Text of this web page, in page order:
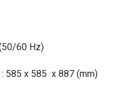
60 Hz)
585 x 585 x 887 (mm)